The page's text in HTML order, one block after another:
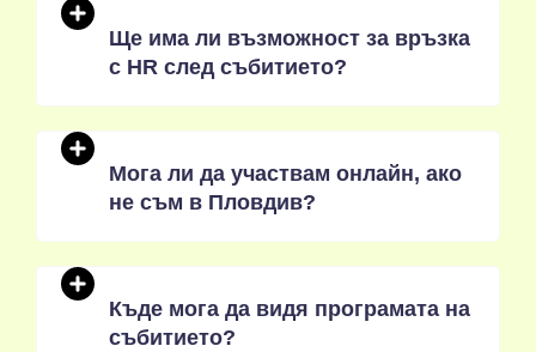
Ще има ли възможност за връзка
с HR след събитието?
Мога ли да участвам онлайн, ако
не съм в Пловдив?
Къде мога да видя програмата на
събитието?